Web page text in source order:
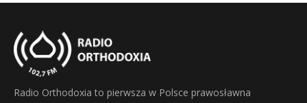
Radio Orthodoxia to pierwsza w Polsce prawosławna